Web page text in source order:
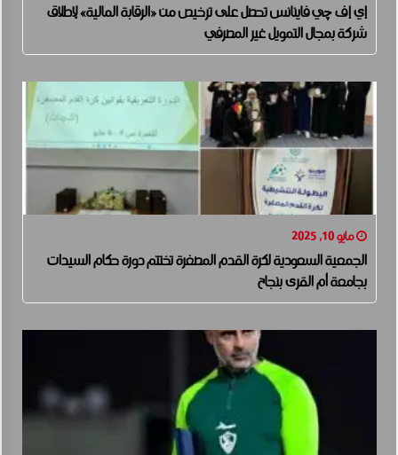
إي إف چي فاينانس تحصل على ترخيص من «الرقابة المالية» لإطلاق
شركة بمجال التمويل غير المصرفي
مايو 10, 2025
الجمعية السعودية لكرة القدم المصغرة تختتم دورة حكام السيدات
بجامعة أم القرى بنجاح